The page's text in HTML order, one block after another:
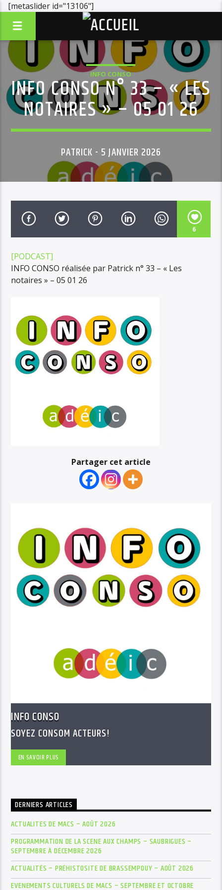
[metaslider id="13106"]
INFO CONSO
INFO CONSO N° 33 – « LES
NOTAIRES » – 05 01 26
PATRICK - 5 JANVIER 2026
6
[PODCAST]
INFO CONSO réalisée par Patrick n° 33 – « Les
notaires » – 05 01 26
Partager cet article
INFO CONSO
SOYEZ CONSOM ACTEURS!
EN SAVOIR PLUS
DERNIERS ARTICLES
ACTUALITES DE MACS – AOÛT 2026
PROGRAMMATION DE LA SCENE AUX CHAMPS – SAUBRIGUES –
SEPTEMBRE À DÉCEMBRE 2026
ACTUALITÉS – PRÉHISTOSITE DE BRASSEMPOUY – AOÛT 2026
EVENEMENTS CULTURELS DE MACS – SEPTEMBRE ET OCTOBRE